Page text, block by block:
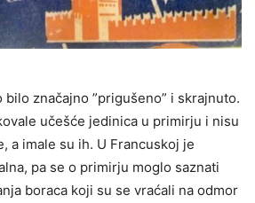
bilo značajno ”prigušeno” i skrajnuto.
učešće jedinica u primirju i nisu
a imale su ih. U Francuskoj je
pa se o primirju moglo saznati
boraca koji su se vraćali na odmor